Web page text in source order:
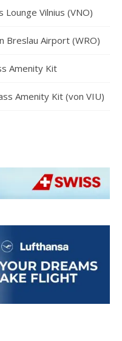
Vilnius (VNO)
Breslau Airport (WRO)
Amenity Kit
Amenity Kit (von VIU)